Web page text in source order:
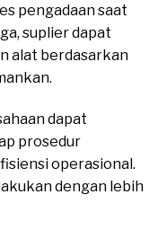
pengadaan saat
suplier dapat
alat berdasarkan
dapat
prosedur
operasional.
dengan lebih